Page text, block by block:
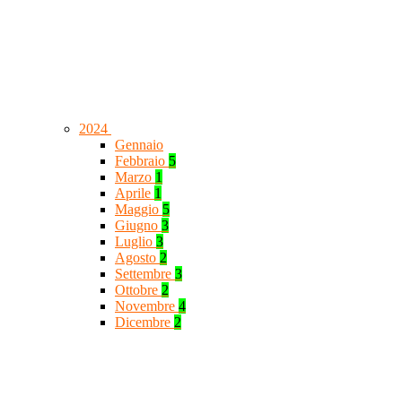
2024
Gennaio
Febbraio 5
Marzo 1
Aprile 1
Maggio 5
Giugno 3
Luglio 3
Agosto 2
Settembre 3
Ottobre 2
Novembre 4
Dicembre 2